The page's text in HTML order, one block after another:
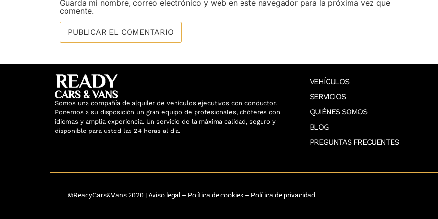
Guarda mi nombre, correo electrónico y web en este navegador para la próxima vez que
comente.
Somos una compañía de alquiler de vehículos ejecutivos con conductor.
Ponemos a su disposición un gran equipo de profesionales, chóferes con
idiomas y amplia experiencia. Un servicio de la máxima calidad, seguro y
disponible para usted las 24 horas al día.
VEHÍCULOS
SERVICIOS
QUIÉNES SOMOS
BLOG
PREGUNTAS FRECUENTES
©ReadyCars&Vans 2020 |Aviso legal – Política de cookies – Política de privacidad